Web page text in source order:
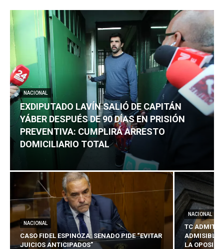
NACIONAL
EXDIPUTADO LAVÍN SALIÓ DE CAPITÁN
YÁBER DESPUÉS DE 90 DÍAS EN PRISIÓN
PREVENTIVA: CUMPLIRÁ ARRESTO
DOMICILIARIO TOTAL
NACIONAL
CASO FIDEL ESPINOZA: SENADO PIDE “EVITAR
JUICIOS ANTICIPADOS”
NACIONAL
TC ADMITE
ADMISIBLES
LA